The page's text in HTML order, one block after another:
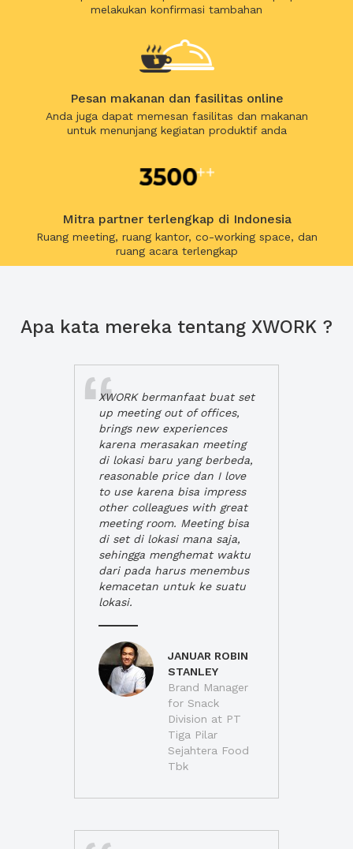
melakukan konfirmasi tambahan
Pesan makanan dan fasilitas online
Anda juga dapat memesan fasilitas dan makanan
untuk menunjang kegiatan produktif anda
Mitra partner terlengkap di Indonesia
Ruang meeting, ruang kantor, co-working space, dan
ruang acara terlengkap
Apa kata mereka tentang XWORK ?
XWORK bermanfaat buat set
up meeting out of offices,
brings new experiences
karena merasakan meeting
di lokasi baru yang berbeda,
reasonable price dan I love
to use karena bisa impress
other colleagues with great
meeting room. Meeting bisa
di set di lokasi mana saja,
sehingga menghemat waktu
dari pada harus menembus
kemacetan untuk ke suatu
lokasi.
JANUAR ROBIN
STANLEY
Brand Manager
for Snack
Division at PT
Tiga Pilar
Sejahtera Food
Tbk